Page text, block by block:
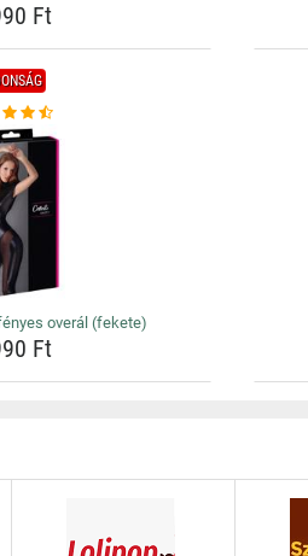
Ft
overál (fekete)
Ft